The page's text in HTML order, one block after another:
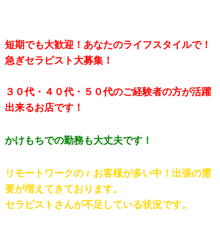
短期でも大歓迎！あなたのライフスタイルで！
急ぎセラピスト大募集！
３０代・４０代・５０代のご経験者の方が活躍
出来るお店です！
かけもちでの勤務も大丈夫です！
リモートワークのｒお客様が多い中！出張の需
要が増えてきております。
セラピストさんが不足している状況です。